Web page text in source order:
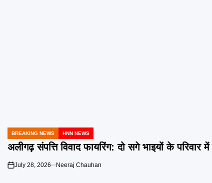
POSTED
IN
BREAKING NEWS HNN NEWS
अलीगढ़ संपत्ति विवाद फायरिंग: दो सगे भाइयों के
on
July 28, 2026 Neeraj Chauhan